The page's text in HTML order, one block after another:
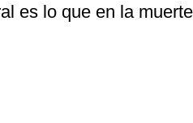
es lo que en la